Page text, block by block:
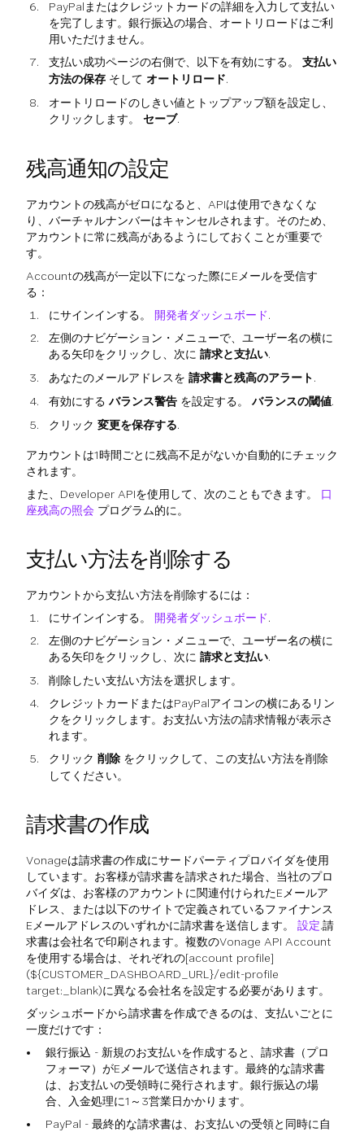
PayPalまたはクレジットカードの詳細を入力して支払い
を完了します。銀行振込の場合、オートリロードはご利
用いただけません。
支払い成功ページの右側で、以下を有効にする。 支払い
方法の保存 そして オートリロード.
オートリロードのしきい値とトップアップ額を設定し、
クリックします。 セーブ.
残高通知の設定
アカウントの残高がゼロになると、APIは使用できなくな
り、バーチャルナンバーはキャンセルされます。そのため、
アカウントに常に残高があるようにしておくことが重要で
す。
Accountの残高が一定以下になった際にEメールを受信す
る：
にサインインする。 開発者ダッシュボード.
左側のナビゲーション・メニューで、ユーザー名の横に
ある矢印をクリックし、次に 請求と支払い.
あなたのメールアドレスを 請求書と残高のアラート.
有効にする バランス警告 を設定する。 バランスの閾値.
クリック 変更を保存する.
アカウントは1時間ごとに残高不足がないか自動的にチェック
されます。
また、Developer APIを使用して、次のこともできます。 口
座残高の照会 プログラム的に。
支払い方法を削除する
アカウントから支払い方法を削除するには：
にサインインする。 開発者ダッシュボード.
左側のナビゲーション・メニューで、ユーザー名の横に
ある矢印をクリックし、次に 請求と支払い.
削除したい支払い方法を選択します。
クレジットカードまたはPayPalアイコンの横にあるリン
クをクリックします。お支払い方法の請求情報が表示さ
れます。
クリック 削除 をクリックして、この支払い方法を削除
してください。
請求書の作成
Vonageは請求書の作成にサードパーティプロバイダを使用
しています。お客様が請求書を請求された場合、当社のプロ
バイダは、お客様のアカウントに関連付けられたEメールア
ドレス、または以下のサイトで定義されているファイナンス
Eメールアドレスのいずれかに請求書を送信します。 設定.請
求書は会社名で印刷されます。複数のVonage API Account
を使用する場合は、それぞれの[account profile]
(${CUSTOMER_DASHBOARD_URL}/edit-profile
target:_blank)に異なる会社名を設定する必要があります。
ダッシュボードから請求書を作成できるのは、支払いごとに
一度だけです：
銀行振込 - 新規のお支払いを作成すると、請求書（プロ
フォーマ）がEメールで送信されます。最終的な請求書
は、お支払いの受領時に発行されます。銀行振込の場
合、入金処理に1～3営業日かかります。
PayPal - 最終的な請求書は、お支払いの受領と同時に自